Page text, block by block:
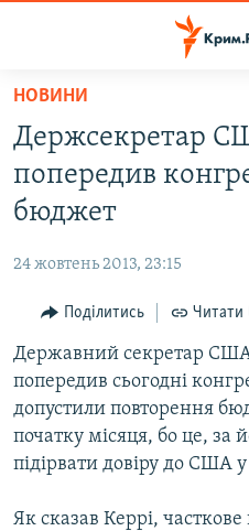
Перейти
основного
матеріалу
Перейти
до
основної
Перейти
пошуку
ВОДА.КРИМ
ВІДЕО ТА ФОТО
БЛОГИ
ПОГЛЯД
ІНТЕРВ'Ю
ВСЕ ЗА ДЕНЬ
СПЕЦПРОЕКТИ
ДЕПОРТАЦІЯ
ВІДЕОУРОКИ «ELIFBE»
ЯК ОБІЙТИ БЛОКУВАННЯ
НОВИНИ
Держсекретар
попередив
бюджет
24 жовтень 2013, 23:15
Поділитись Читати
Державний секретар
попередив сьогодні
допустили повторення
початку місяця, бо це, за
підірвати довіру до США у
Як сказав Керрі,